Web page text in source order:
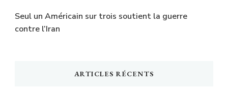
Seul un Américain sur trois soutient la guerre
contre l’Iran
ARTICLES RÉCENTS